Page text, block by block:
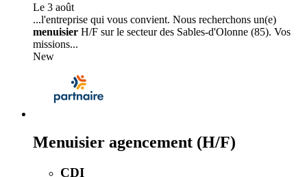
Le 3 août
...l'entreprise qui vous convient. Nous recherchons un(e)
menuisier H/F sur le secteur des Sables-d'Olonne (85). Vos
missions...
New
Menuisier agencement (H/F)
CDI